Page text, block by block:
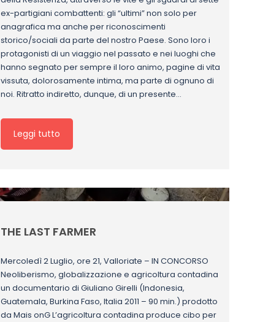
ex-partigiani combattenti: gli “ultimi” non solo per
anagrafica ma anche per riconoscimenti
storico/sociali da parte del nostro Paese. Sono loro i
protagonisti di un viaggio nel passato e nei luoghi che
hanno segnato per sempre il loro animo, pagine di vita
vissuta, dolorosamente intima, ma parte di ognuno di
noi. Ritratto indiretto, dunque, di un presente…
Leggi tutto
THE LAST FARMER
Mercoledì 2 Luglio, ore 21, Valloriate – IN CONCORSO
Neoliberismo, globalizzazione e agricoltura contadina
un documentario di Giuliano Girelli (Indonesia,
Guatemala, Burkina Faso, Italia 2011 – 90 min.) prodotto
da Mais onG L’agricoltura contadina produce cibo per